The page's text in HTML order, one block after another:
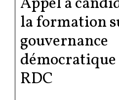
la formation
gouvernance
démocratique
RDC